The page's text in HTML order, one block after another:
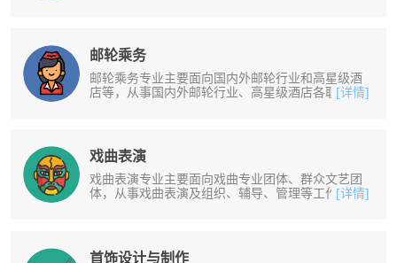
邮轮乘务
邮轮乘务专业主要面向国内外邮轮行业和高星级酒
店等，从事国内外邮轮行业、高星级酒店各职业岗
[详情]
戏曲表演
戏曲表演专业主要面向戏曲专业团体、群众文艺团
体，从事戏曲表演及组织、辅导、管理等工作。培
[详情]
首饰设计与制作